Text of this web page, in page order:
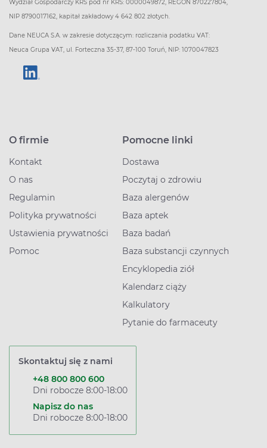
Wydział Gospodarczy KRS pod nr KRS: 0000049872, REGON 870227804,
NIP 8790017162, kapitał zakładowy 4 642 802 złotych.
Dane NEUCA S.A. w zakresie dotyczącym: rozliczania podatku VAT:
Neuca Grupa VAT, ul. Forteczna 35-37, 87-100 Toruń, NIP: 1070047823
O firmie
Kontakt
O nas
Regulamin
Polityka prywatności
Ustawienia prywatności
Pomoc
Pomocne linki
Dostawa
Poczytaj o zdrowiu
Baza alergenów
Baza aptek
Baza badań
Baza substancji czynnych
Encyklopedia ziół
Kalendarz ciąży
Kalkulatory
Pytanie do farmaceuty
Skontaktuj się z nami
+48 800 800 600
Dni robocze 8:00-18:00
Napisz do nas
Dni robocze 8:00-18:00